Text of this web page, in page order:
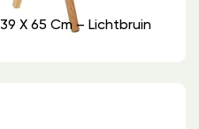
X 65 Cm – Lichtbruin